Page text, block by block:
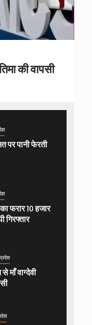
की वापसी
पर पानी फेरती
फरार 10 हजार
गिरफ्तार
माँ वाग्देवी